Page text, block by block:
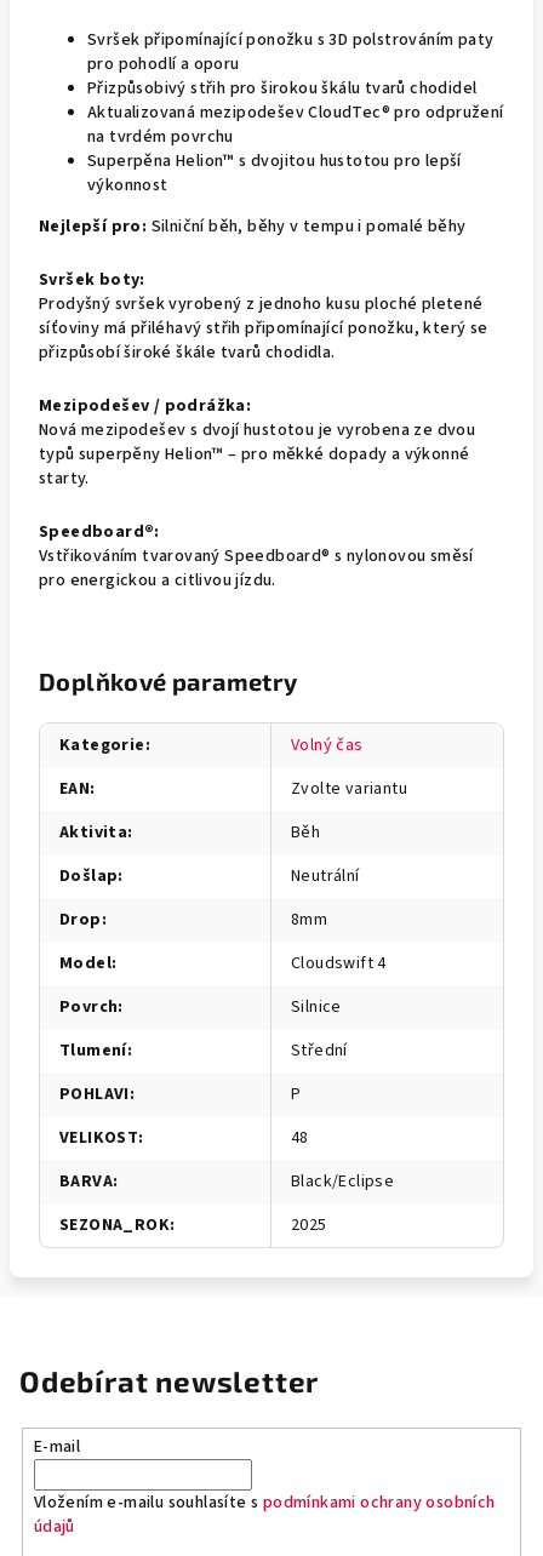
Svršek připomínající ponožku s 3D polstrováním paty
pro pohodlí a oporu
Přizpůsobivý střih pro širokou škálu tvarů chodidel
Aktualizovaná mezipodešev CloudTec® pro odpružení
na tvrdém povrchu
Superpěna Helion™ s dvojitou hustotou pro lepší
výkonnost
Nejlepší pro: Silniční běh, běhy v tempu i pomalé běhy
Svršek boty:
Prodyšný svršek vyrobený z jednoho kusu ploché pletené
síťoviny má přiléhavý střih připomínající ponožku, který se
přizpůsobí široké škále tvarů chodidla.
Mezipodešev / podrážka:
Nová mezipodešev s dvojí hustotou je vyrobena ze dvou
typů superpěny Helion™ – pro měkké dopady a výkonné
starty.
Speedboard®:
Vstřikováním tvarovaný Speedboard® s nylonovou směsí
pro energickou a citlivou jízdu.
Doplňkové parametry
Kategorie:
Volný čas
EAN:
Zvolte variantu
Aktivita:
Běh
Došlap:
Neutrální
Drop:
8mm
Model:
Cloudswift 4
Povrch:
Silnice
Tlumení:
Střední
POHLAVI:
P
VELIKOST:
48
BARVA:
Black/Eclipse
SEZONA_ROK: 2025
Odebírat newsletter
E-mail
Vložením e-mailu souhlasíte s podmínkami ochrany osobních
údajů